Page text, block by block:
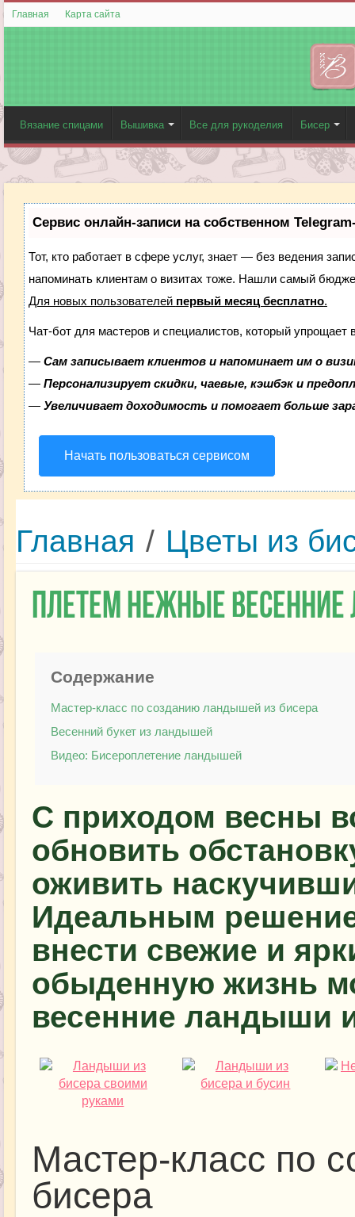
Главная Карта сайта
Вязание спицами Вышивка Все для рукоделия Бисер
Сервис онлайн-записи на собственном
Тот, кто работает в сфере услуг, знает — без ведения
напоминать клиентам о визитах тоже. Нашли самый
Для новых пользователей первый месяц бесплатно.
Чат-бот для мастеров и специалистов, который упрощает
— Сам записывает клиентов и напоминает им о
— Персонализирует скидки, чаевые, кэшбэк и
— Увеличивает доходимость и помогает больше
Начать пользоваться сервисом
Главная / Цветы из
Плетем нежные
Содержание
Мастер-класс по созданию ландышей из бисера
Весенний букет из ландышей
Видео: Бисероплетение ландышей
С приходом весны
обновить
оживить
Идеальным
внести свежие и
обыденную жизнь
весенние ландыши
Мастер-класс по
бисера